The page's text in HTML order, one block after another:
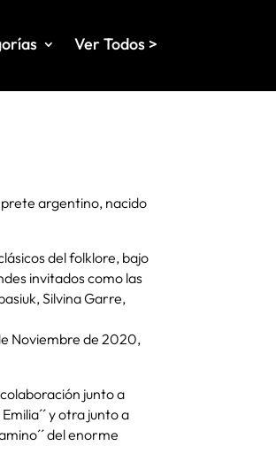
Ver Todos >
argentino, nacido
del folklore, bajo
invitados como las
Silvina Garre,
Noviembre de 2020,
junto a
y otra junto a
del enorme